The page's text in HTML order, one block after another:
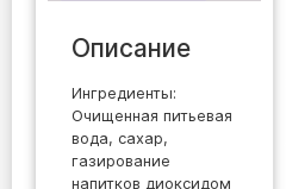
Описание
Ингредиенты:
Очищенная питьевая
вода, сахар,
газирование
напитков диоксидом